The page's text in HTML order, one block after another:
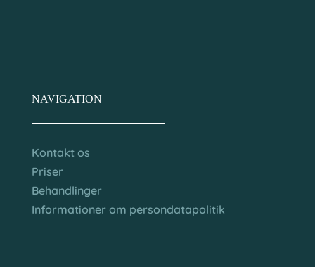
NAVIGATION
Kontakt os
Priser
Behandlinger
Informationer om persondatapolitik